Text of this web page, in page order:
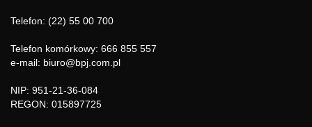
Telefon: (22) 55 00 700
Telefon komórkowy: 666 855 557
e-mail: biuro@bpj.com.pl
NIP: 951-21-36-084
REGON: 015897725